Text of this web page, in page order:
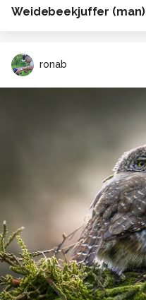
Weidebeekjuffer (man)
ronab